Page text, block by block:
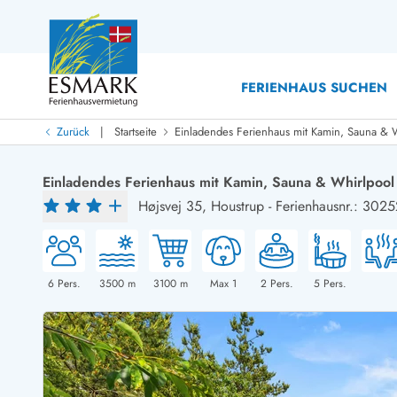
FERIENHAUS SUCHEN
Last Minute
Last Minute
Neu bei uns!
Neue Ferienhäuser bei ESMARKFerienhäuser mit PoolFerienhäuser
Neurenovierte Ferienhäuser
Ferienhäuser mit Endreinigung inklusive
Ferienhäuser dicht am Strand
Ferienhäuser neu gebaut
Ferienhäuser mit Sauna
Ferienhäuser Nicht-Raucher
Ferienhäuser mit Aussicht
Luxus
Zurück | Startseite Einladendes Ferienhaus mit Kamin, Sauna
Einladendes Ferienhaus mit Kamin, Sauna &
Højsvej 35, Houstrup - Ferienhausnr.:
6Pers. 3500m 3100m Max 1 2Pers. 5Pers.